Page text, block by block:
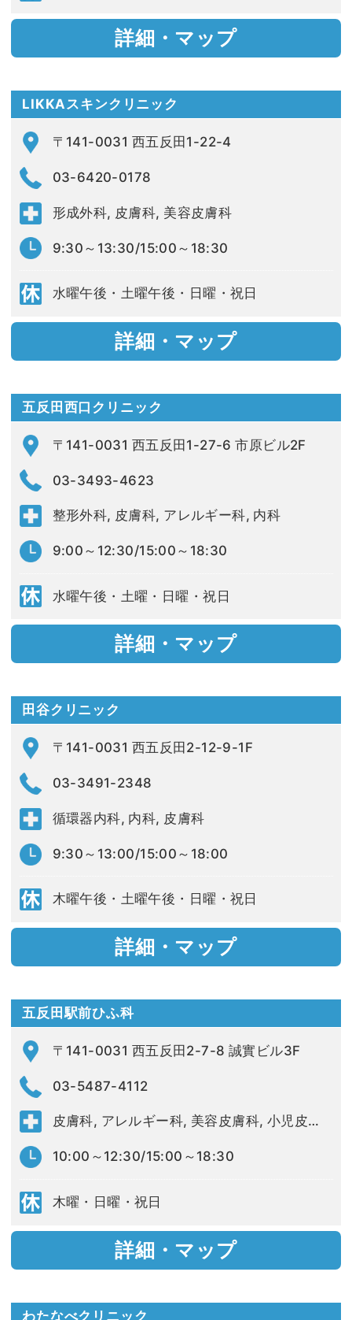
詳細・マップ
LIKKAスキンクリニック
〒141-0031 西五反田1-22-4
03-6420-0178
形成外科, 皮膚科, 美容皮膚科
9:30～13:30/15:00～18:30
水曜午後・土曜午後・日曜・祝日
詳細・マップ
五反田西口クリニック
〒141-0031 西五反田1-27-6 市原ビル2F
03-3493-4623
整形外科, 皮膚科, アレルギー科, 内科
9:00～12:30/15:00～18:30
水曜午後・土曜・日曜・祝日
詳細・マップ
田谷クリニック
〒141-0031 西五反田2-12-9-1F
03-3491-2348
循環器内科, 内科, 皮膚科
9:30～13:00/15:00～18:00
木曜午後・土曜午後・日曜・祝日
詳細・マップ
五反田駅前ひふ科
〒141-0031 西五反田2-7-8 誠實ビル3F
03-5487-4112
皮膚科, アレルギー科, 美容皮膚科, 小児皮膚科
10:00～12:30/15:00～18:30
木曜・日曜・祝日
詳細・マップ
わたなべクリニック